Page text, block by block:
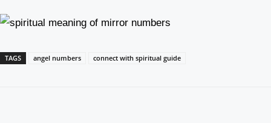
TAGS angel numbers connect with spiritual guide